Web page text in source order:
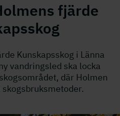
fjärde
Kunskapsskog i Länna
vandringsled ska locka
där Holmen